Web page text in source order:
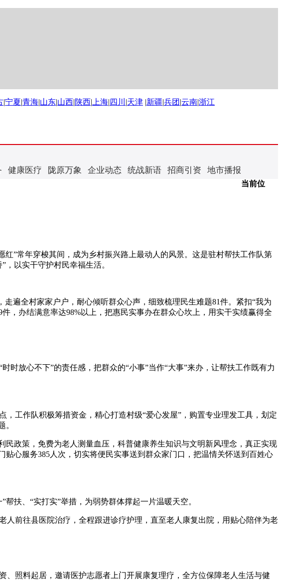
|宁夏|青海|山东|山西|陕西| 上海| 四川 |天津 |新疆|兵团 |云南|浙江
健康医疗 陇原万象 企业动态 统战新语 招商引资 地市播报
当前位
”常年穿梭其间，成为乡村振兴路上最动人的风景。这是驻村帮扶工作队第
以实干守护村民幸福生活。
遍全村家家户户，耐心倾听群众心声，细致梳理民生难题81件。紧扣“我为
，办结满意率达98%以上，把惠民实事办在群众心坎上，用实干实绩赢得全
放心不下”的责任感，把群众的“小事”当作“大事”来办，让帮扶工作既有力
工作队积极筹措资金，精心打造村级“爱心发屋”，购置专业理发工具，划定
。
政策，免费为老人测量血压，科普健康养生知识与文明新风理念，真正实现
心服务385人次，切实将便民实事送到群众家门口，把温情关怀送到百姓心
扶、“实打实”举措，为弱势群体撑起一片温暖天空。
前往县医院治疗，全程跟进诊疗护理，直至老人康复出院，用贴心陪伴为老
照料起居，邀请医护志愿者上门开展康复理疗，全方位保障老人生活与健